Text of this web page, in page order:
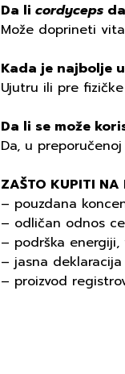
Da li cordyceps
Može doprineti
Kada je najbolje
Ujutru ili pre
Da li se može
Da, u
ZAŠTO KUPITI NA
– pouzdana
– odličan odnos
– podrška
– jasna
– proizvod